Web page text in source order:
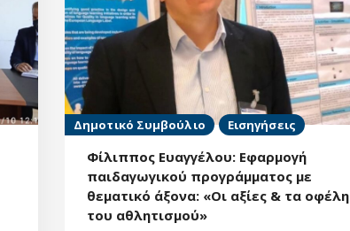
Δημοτικό Συμβούλιο Εισηγήσεις
Φίλιππος Ευαγγέλου: Εφαρμογή
παιδαγωγικού προγράμματος με
θεματικό άξονα: «Οι αξίες & τα οφέλη
του αθλητισμού»